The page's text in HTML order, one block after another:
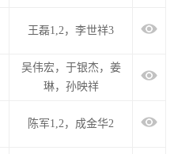
王磊1,2，李世祥3
吴伟宏，于银杰，姜
琳，孙映祥
陈军1,2，成金华2